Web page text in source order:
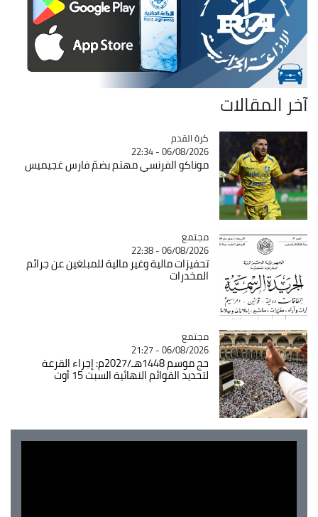
آخر المقالات
Catégorie
كرة القدم
06/08/2026 - 22:34
موناكو الفرنسي مهتم بضمّ فارس غجيميس
Catégorie
مجتمع
06/08/2026 - 22:38
تحفيزات مالية وغير مالية للمبلغين عن جرائم
المخدرات
Catégorie
مجتمع
06/08/2026 - 21:27
حج موسم 1448هـ/2027م: إجراء القرعة
لتحديد القوائم النهائية السبت 15 أوت